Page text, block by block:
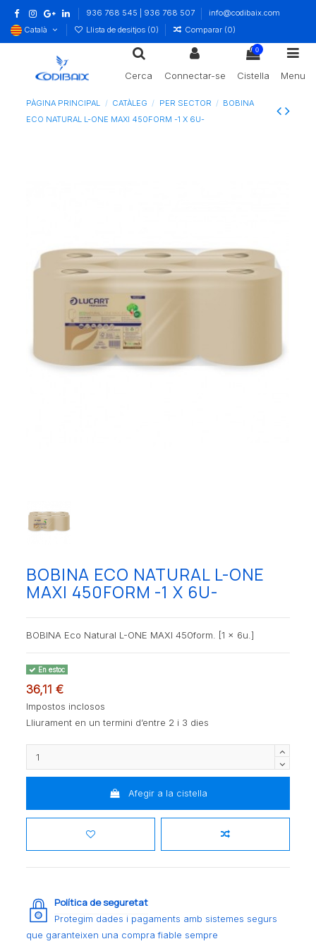
936 768 545 | 936 768 507
info@codibaix.com
Català
Llista de desitjos (0) Comparar (0)
Cerca Connectar-se
0
Cistella Menu
PÀGINA PRINCIPAL CATÀLEG PER SECTOR
BOBINA
ECO NATURAL L-ONE MAXI 450FORM -1 X 6U-
BOBINA ECO NATURAL L-ONE
MAXI 450FORM -1 X 6U-
BOBINA Eco Natural L-ONE MAXI 450form. [1 x 6u.]
En estoc
36,11 €
Impostos inclosos
Lliurament en un termini d’entre 2 i 3 dies
Afegir a la cistella
Política de seguretat
Protegim dades i pagaments amb sistemes segurs
que garanteixen una compra fiable sempre